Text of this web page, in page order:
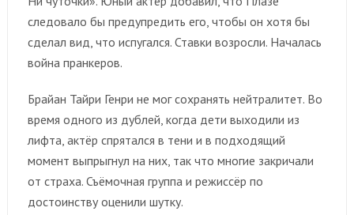
следовало бы предупредить его, чтобы он хотя бы
сделал вид, что испугался. Ставки возросли. Началась
война пранкеров.
Брайан Тайри Генри не мог сохранять нейтралитет. Во
время одного из дублей, когда дети выходили из
лифта, актёр спрятался в тени и в подходящий
момент выпрыгнул на них, так что многие закричали
от страха. Съёмочная группа и режиссёр по
достоинству оценили шутку.